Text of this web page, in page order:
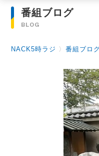
番組ブログ
BLOG
NACK5時ラジ 〉番組ブロ